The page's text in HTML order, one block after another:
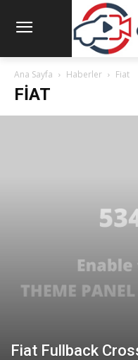
Ana Sayfa Haberler Fiat
FIAT
Fiat Fullback